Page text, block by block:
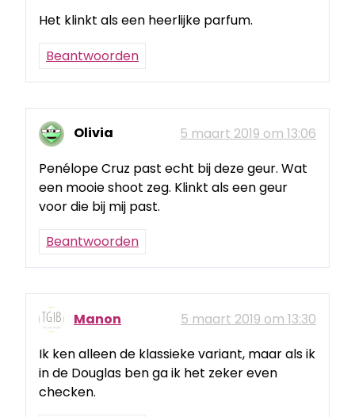
Het klinkt als een heerlijke parfum.
Beantwoorden
Olivia
5 maart 2019 om 13:06
Penélope Cruz past echt bij deze geur. Wat
een mooie shoot zeg. Klinkt als een geur
voor die bij mij past.
Beantwoorden
Manon
5 maart 2019 om 13:30
Ik ken alleen de klassieke variant, maar als ik
in de Douglas ben ga ik het zeker even
checken.